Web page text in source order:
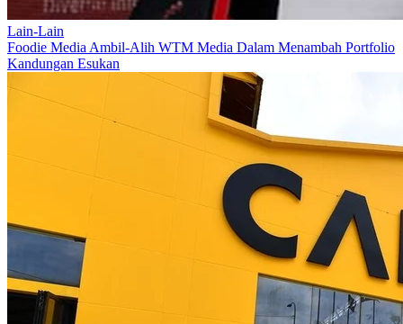
Lain-Lain
Foodie Media Ambil-Alih WTM Media Dalam Menambah Portfolio
Kandungan Esukan